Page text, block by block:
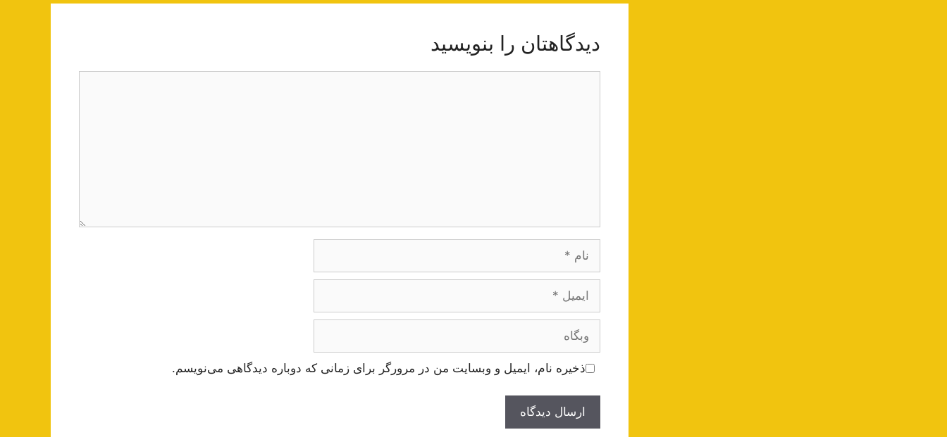
دیدگاهتان را بنویسید
ایمیل
وبگاه
ذخیره نام، ایمیل و وبسایت من در مرورگر برای زمانی که دوباره دیدگاهی می‌نویسم.